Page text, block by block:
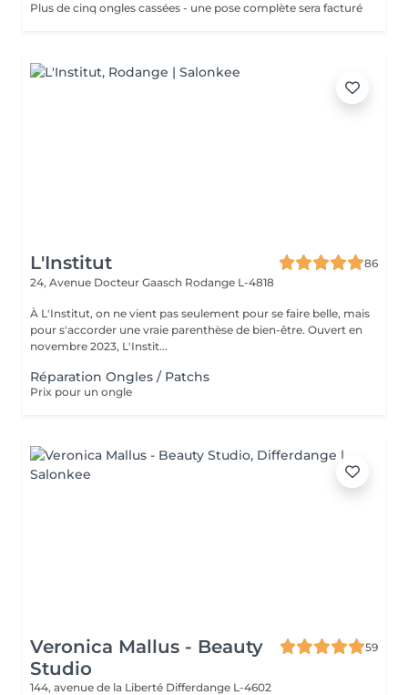
Plus de cinq ongles cassées - une pose complète sera facturé
L'Institut
86
24, Avenue Docteur Gaasch Rodange L-4818
À L'Institut, on ne vient pas seulement pour se faire belle, mais
pour s'accorder une vraie parenthèse de bien-être. Ouvert en
novembre 2023, L'Instit...
Réparation Ongles / Patchs
Prix pour un ongle
Veronica Mallus - Beauty
Studio
59
144, avenue de la Liberté Differdange L-4602